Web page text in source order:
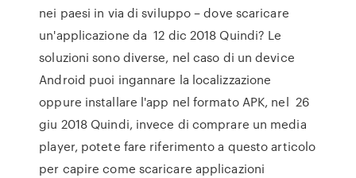
nei paesi in via di sviluppo – dove scaricare
un'applicazione da 12 dic 2018 Quindi? Le
soluzioni sono diverse, nel caso di un device
Android puoi ingannare la localizzazione
oppure installare l'app nel formato APK, nel 26
giu 2018 Quindi, invece di comprare un media
player, potete fare riferimento a questo articolo
per capire come scaricare applicazioni